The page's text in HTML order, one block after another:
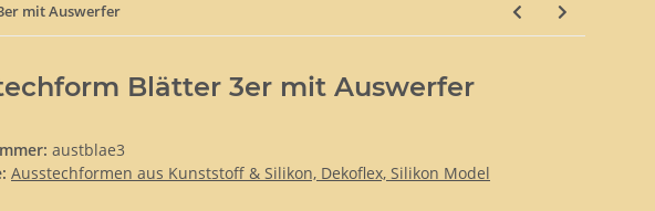
mit Auswerfer
Blätter 3er mit Auswerfer
austblae3
Ausstechformen aus Kunststoff & Silikon, Dekoflex, Silikon Model